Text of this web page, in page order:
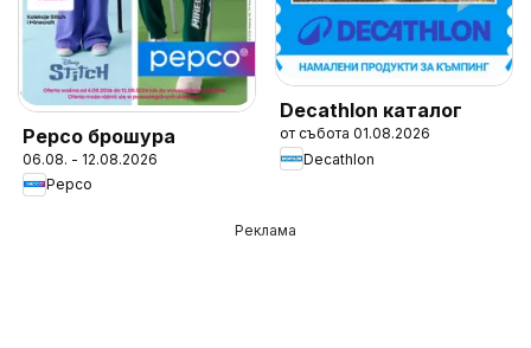
Pepco брошура
06.08. - 12.08.2026
Pepco
Decathlon каталог
от събота 01.08.2026
Decathlon
Реклама